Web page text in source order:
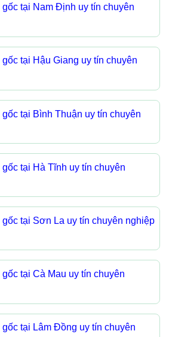
tại Nam Định uy tín chuyên
tại Hậu Giang uy tín chuyên
tại Bình Thuận uy tín chuyên
tại Hà Tĩnh uy tín chuyên
tại Sơn La uy tín chuyên nghiệp
tại Cà Mau uy tín chuyên
tại Lâm Đồng uy tín chuyên